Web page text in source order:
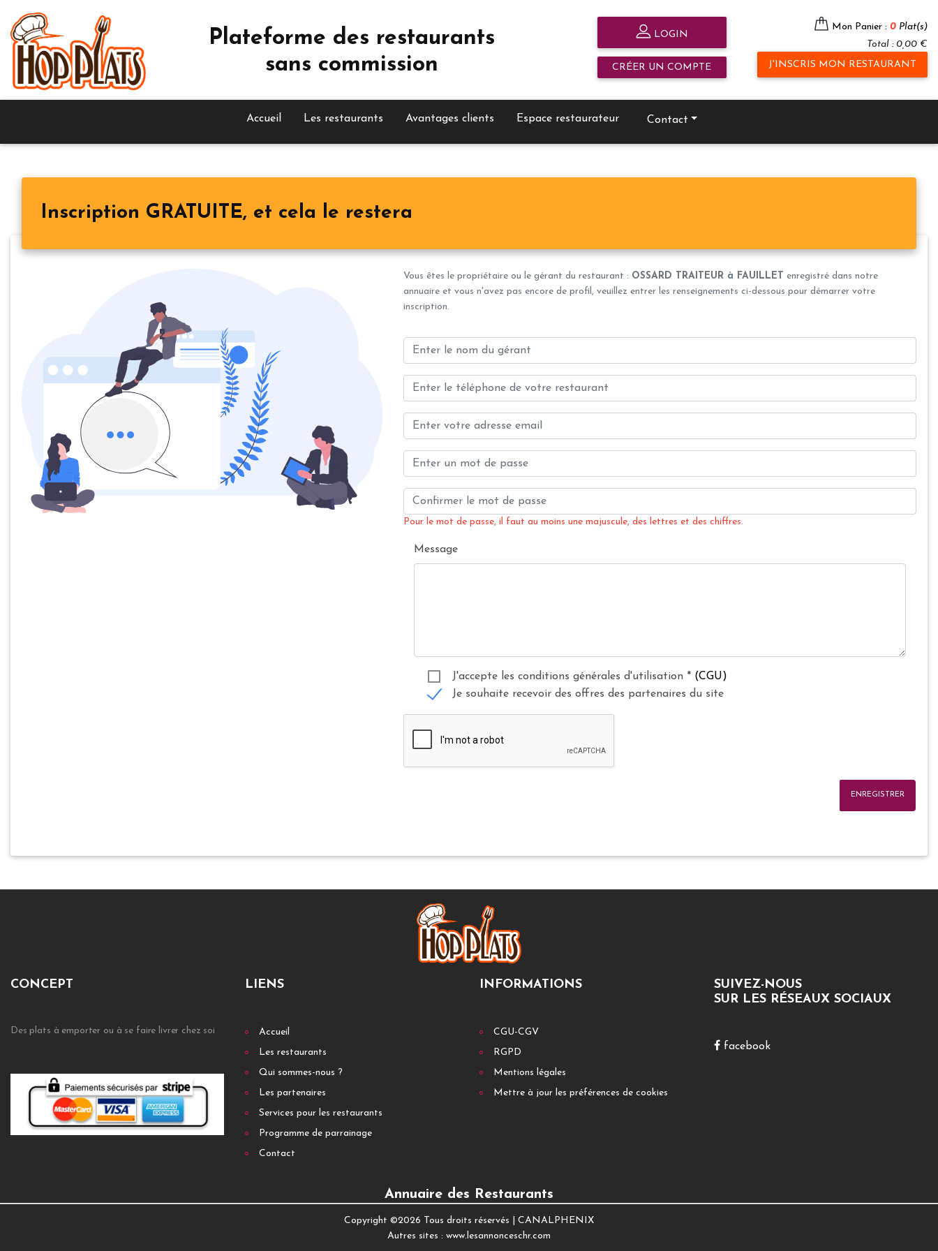
Plateforme des restaurants
sans commission
LOGIN
CRÉER UN COMPTE
Mon Panier : 0 Plat(s)
Total : 0,00 €
J'INSCRIS MON RESTAURANT
Accueil Les restaurants Avantages clients Espace restaurateur Contact
Inscription GRATUITE, et cela le restera
Vous êtes le propriétaire ou le gérant du restaurant : OSSARD TRAITEUR à FAUILLET enregistré dans notre
annuaire et vous n'avez pas encore de profil, veuillez entrer les renseignements ci-dessous pour démarrer votre
inscription.
Pour le mot de passe, il faut au moins une majuscule, des lettres et des chiffres.
Message
J'accepte les conditions générales d'utilisation * (CGU)
Je souhaite recevoir des offres des partenaires du site
ENREGISTRER
CONCEPT
Des plats à emporter ou à se faire livrer chez soi
LIENS
Accueil
Les restaurants
Qui sommes-nous ?
Les partenaires
Services pour les restaurants
Programme de parrainage
Contact
INFORMATIONS
CGU-CGV
RGPD
Mentions légales
Mettre à jour les préférences de cookies
SUIVEZ-NOUS
SUR LES RÉSEAUX SOCIAUX
facebook
Annuaire des Restaurants
Copyright ©2026 Tous droits réservés | CANALPHENIX
Autres sites : www.lesannonceschr.com